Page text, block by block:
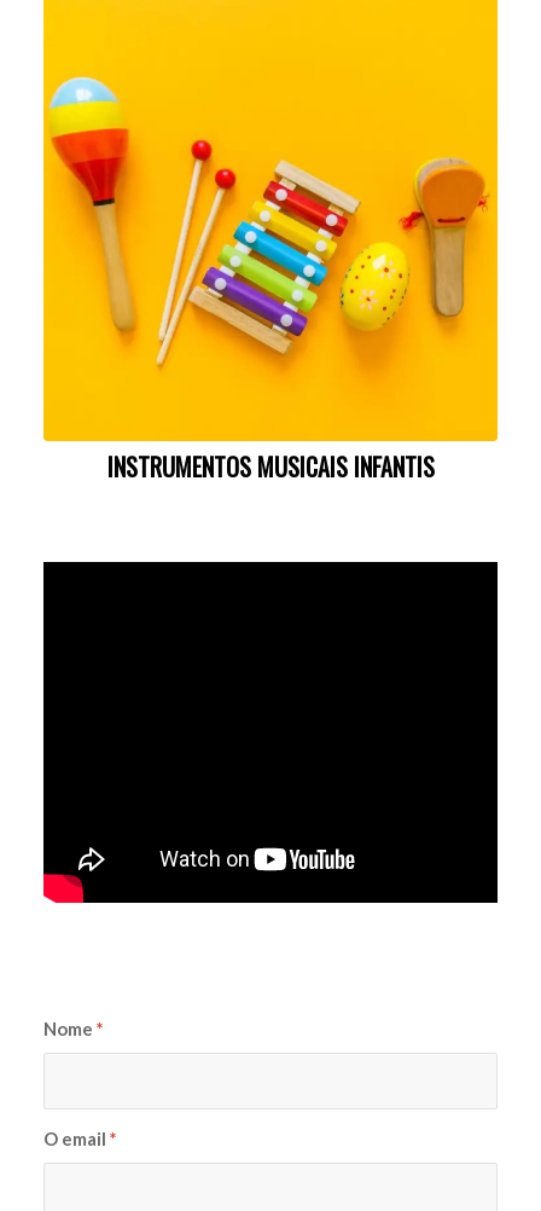
INSTRUMENTOS MUSICAIS INFANTIS
Nome *
O email *